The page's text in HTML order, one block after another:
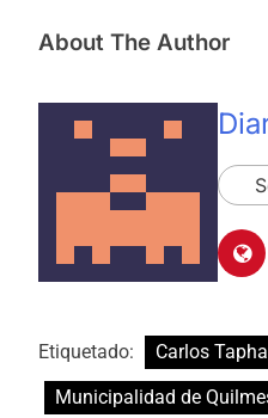
About The Author
Etiquetado:
Carlos
Municipalidad de